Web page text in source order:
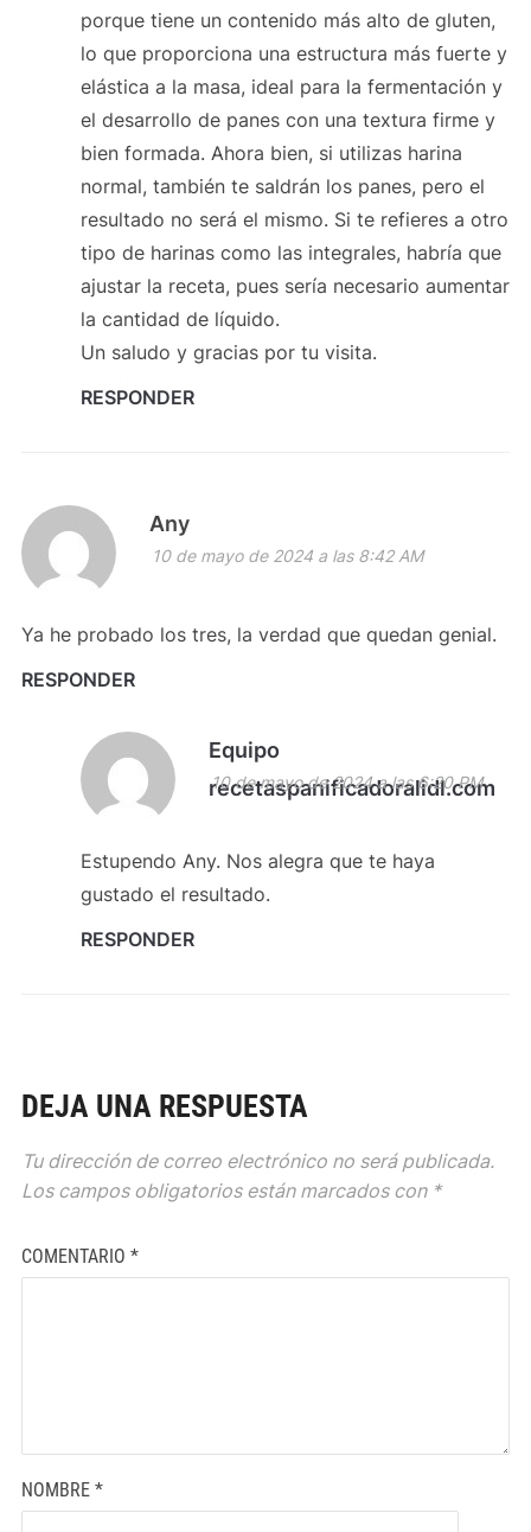
porque tiene un contenido más alto de gluten,
lo que proporciona una estructura más fuerte y
elástica a la masa, ideal para la fermentación y
el desarrollo de panes con una textura firme y
bien formada. Ahora bien, si utilizas harina
normal, también te saldrán los panes, pero el
resultado no será el mismo. Si te refieres a otro
tipo de harinas como las integrales, habría que
ajustar la receta, pues sería necesario aumentar
la cantidad de líquido.
Un saludo y gracias por tu visita.
RESPONDER
Any
10 de mayo de 2024 a las 8:42 AM
Ya he probado los tres, la verdad que quedan genial.
RESPONDER
Equipo
recetaspanificadoralidl.com
10 de mayo de 2024 a las 6:20 PM
Estupendo Any. Nos alegra que te haya
gustado el resultado.
RESPONDER
DEJA UNA RESPUESTA
Tu dirección de correo electrónico no será publicada.
Los campos obligatorios están marcados con *
COMENTARIO *
NOMBRE *